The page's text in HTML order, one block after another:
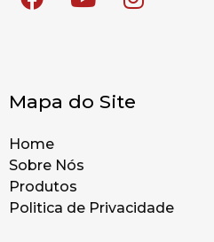
Mapa do Site
Home
Sobre Nós
Produtos
Politica de Privacidade